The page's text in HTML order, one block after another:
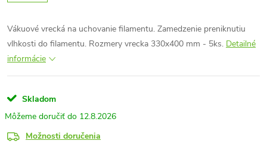
Vákuové vrecká na uchovanie filamentu. Zamedzenie preniknutiu
vlhkosti do filamentu. Rozmery vrecka 330x400 mm - 5ks. Detailné
informácie
Skladom
12.8.2026
Možnosti doručenia